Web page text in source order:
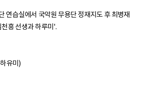
연습실에서 국악원 무용단 정재지도 후 최병재